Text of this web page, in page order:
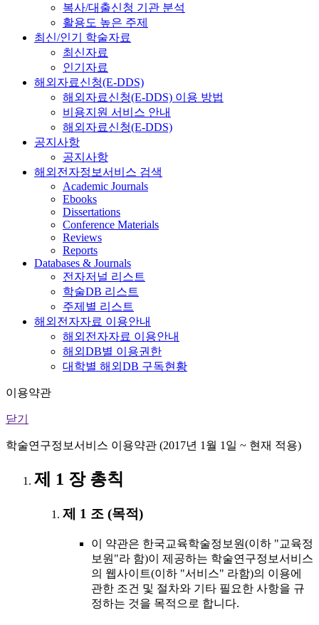
복사/대출신청 기관 분석
활용도 높은 주제
최신/인기 학술자료
최신자료
인기자료
해외자료신청(E-DDS)
해외자료신청(E-DDS) 이용 방법
비용지원 서비스 안내
해외자료신청(E-DDS)
공지사항
공지사항
해외전자정보서비스 검색
Academic Journals
Ebooks
Dissertations
Conference Materials
Reviews
Reports
Databases & Journals
전자저널 리스트
학술DB 리스트
주제별 리스트
해외전자자료 이용안내
해외전자자료 이용안내
해외DB별 이용권한
대학별 해외DB 구독현황
이용약관
닫기
학술연구정보서비스 이용약관 (2017년 1월 1일 ~ 현재 적용)
제 1 장 총칙
제 1 조 (목적)
이 약관은 한국교육학술정보원(이하 "교육정
보원"라 함)이 제공하는 학술연구정보서비스
의 웹사이트(이하 "서비스" 라함)의 이용에
관한 조건 및 절차와 기타 필요한 사항을 규
정하는 것을 목적으로 합니다.